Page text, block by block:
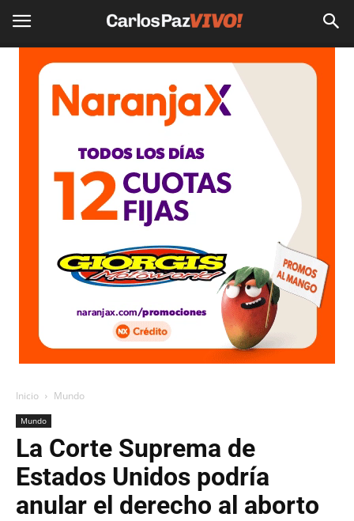
Inicio Mundo
Mundo
La Corte Suprema de
Estados Unidos podría
anular el derecho al aborto